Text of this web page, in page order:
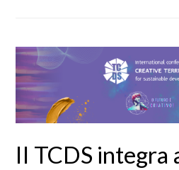
II TCDS integra